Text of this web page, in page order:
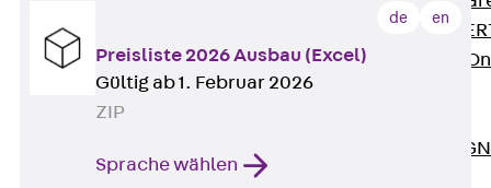
JORDAHL®
JORDAHL® JVB
FERBOX®-
de en
Preisliste 2026 Ausbau (Excel)
Gültig ab 1. Februar 2026
ZIP
Sprache wählen